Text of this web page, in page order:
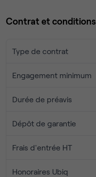
Contrat et conditions
Type de contrat
Engagement minimum
Durée de préavis
Dépôt de garantie
Frais d'entrée HT
Honoraires Ubiq